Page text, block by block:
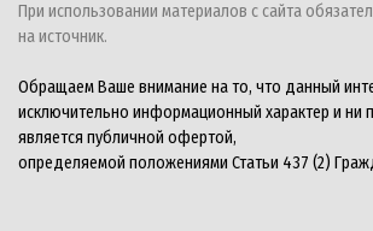
При использовании материалов с сайта
на источник.
Обращаем Ваше внимание на то, что данный
исключительно информационный характер и ни
является публичной офертой,
определяемой положениями Статьи 437 (2)